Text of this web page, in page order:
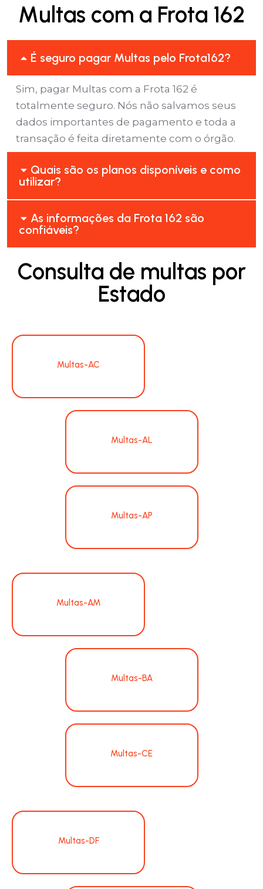
Multas com a Frota 162
É seguro pagar Multas pelo Frota162?
Sim, pagar Multas com a Frota 162 é
totalmente seguro. Nós não salvamos seus
dados importantes de pagamento e toda a
transação é feita diretamente com o órgão.
Quais são os planos disponíveis e como
utilizar?
As informações da Frota 162 são
confiáveis?
Consulta de multas por
Estado
Multas-AC
Multas-AL
Multas-AP
Multas-AM
Multas-BA
Multas-CE
Multas-DF